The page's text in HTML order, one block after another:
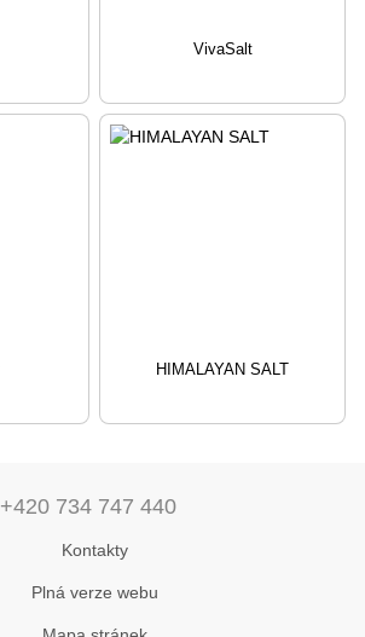
VivaSalt
HIMALAYAN SALT
+420 734 747 440
Kontakty
Plná verze webu